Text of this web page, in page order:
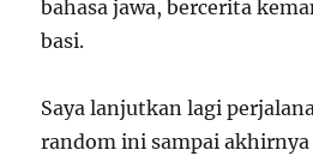
bahasa jawa, bercerita
basi.
Saya lanjutkan lagi
random ini sampai